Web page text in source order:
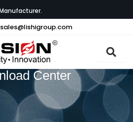
sales@lishigroup.com
Center